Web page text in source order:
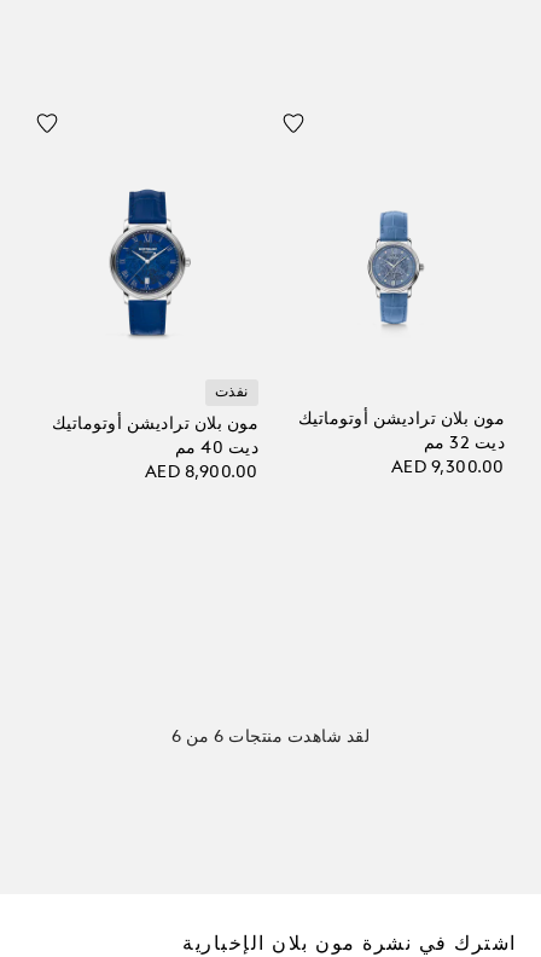
مون بلان تراديشن أوتوماتيك
ديت 32 مم
AED 9,300.00
نفذت
مون بلان تراديشن أوتوماتيك
ديت 40 مم
AED 8,900.00
لقد شاهدت منتجات 6 من 6
اشترك في نشرة مون بلان الإخبارية